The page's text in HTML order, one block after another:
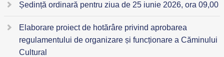
Ședință ordinară pentru ziua de 25 iunie 2026, ora 09,00
Elaborare proiect de hotărâre privind aprobarea
regulamentului de organizare și funcționare a Căminului
Cultural